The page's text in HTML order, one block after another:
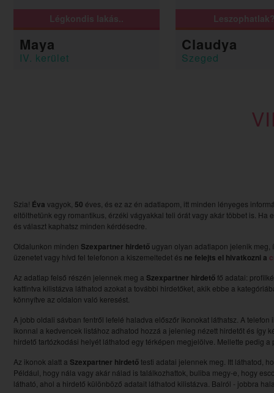
Légkondis lakás..
Maya
IV. kerület
Claudya
Szeged
Szia! Éva vagyok, 50 éves, és ez az én adatlapom, itt minden lényeges
eltölthetünk egy romantikus, érzéki vágyakkal teli órát vagy akár többet is. Ha
és választ kaphatsz minden kérdésedre.
Oldalunkon minden Szexpartner hirdető ugyan olyan adatlapon jelenik
üzenetet vagy hívd fel telefonon a kiszemeltedet és ne felejts el hivatkozni a
Az adatlap felső részén jelennek meg a Szexpartner hirdetőfő adatai:
kattintva kilistázva láthatod azokat a további hirdetőket, akik ebbe a
könnyítve az oldalon való keresést.
A jobb oldali sávban fentről lefelé haladva előszőr ikonokat láthatsz. A
ikonnal a kedvencek listához adhatod hozzá a jelenleg nézett hirdetőt és így
hirdető tartózkodási helyét láthatod egy térképen megjelölve. Mellette pedig
Az ikonok alatt a Szexpartner hirdetőtesti adatai jelennek meg. Itt láthatod,
Például, hogy nála vagy akár nálad is találkozhattok, buliba megy-e, hogy
látható, ahol a hirdető különböző adatait láthatod kilistázva. Balról - jobbra